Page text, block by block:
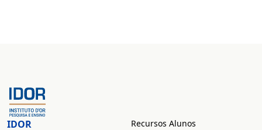
IDOR Recursos Alunos